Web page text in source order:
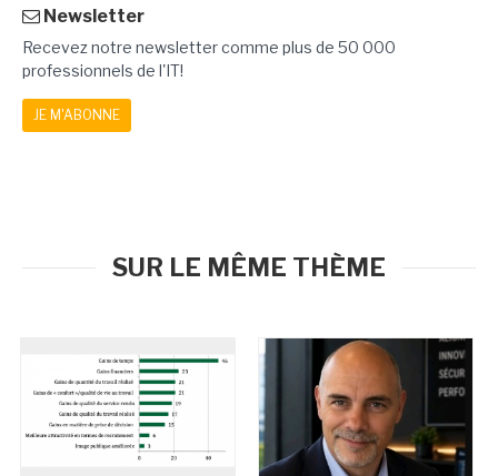
Newsletter
Recevez notre newsletter comme plus de 50 000
professionnels de l'IT!
JE M'ABONNE
SUR LE MÊME THÈME